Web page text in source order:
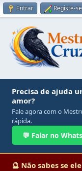
Entrar Registe-se
Precisa de ajuda
amor?
Fale agora com o
rápida.
💬 Falar no
🔮 Não sabes se